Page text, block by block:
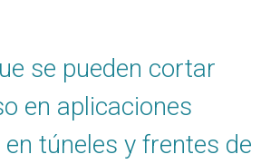
se pueden cortar
en aplicaciones
túneles y frentes de